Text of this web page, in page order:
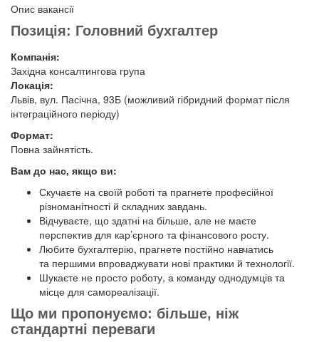
Опис вакансії
Позиція: Головний бухгалтер
Компанія:
Західна консалтингова група
Локація:
Львів, вул. Пасічна, 93Б (можливий гібридний формат після
інтеграційного періоду)
Формат:
Повна зайнятість.
Вам до нас, якщо ви:
Скучаєте на своїй роботі та прагнете професійної
різноманітності й складних завдань.
Відчуваєте, що здатні на більше, але не маєте
перспектив для кар’єрного та фінансового росту.
Любите бухгалтерію, прагнете постійно навчатись
та першими впроваджувати нові практики й технології.
Шукаєте не просто роботу, а команду однодумців та
місце для самореалізації.
Що ми пропонуємо: більше, ніж
стандартні переваги